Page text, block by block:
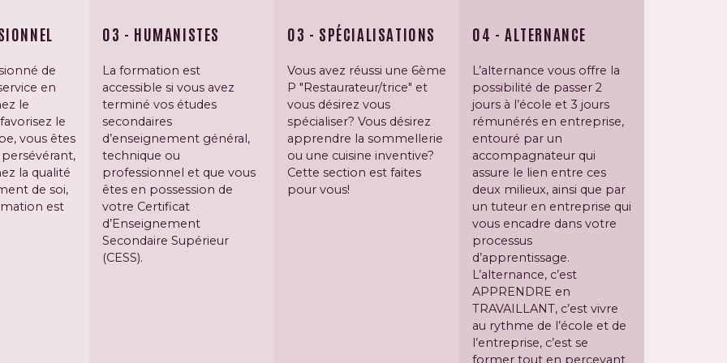
de
en
le
le
vous êtes
la qualité
de soi,
est
03 - HUMANISTES
La formation est
accessible si vous avez
terminé vos études
secondaires
d’enseignement général,
technique ou
professionnel et que vous
êtes en possession de
votre Certificat
d’Enseignement
Secondaire Supérieur
(CESS).
03 - SPÉCIALISATIONS
Vous avez réussi une 6ème
P "Restaurateur/trice" et
vous désirez vous
spécialiser? Vous désirez
apprendre la sommellerie
ou une cuisine inventive?
Cette section est faites
pour vous!
04 - ALTERNANCE
L’alternance vous offre la
possibilité de passer 2
jours à l’école et 3 jours
rémunérés en entreprise,
entouré par un
accompagnateur qui
assure le lien entre ces
deux milieux, ainsi que par
un tuteur en entreprise qui
vous encadre dans votre
processus
d’apprentissage.
L’alternance, c’est
APPRENDRE en
TRAVAILLANT, c’est vivre
au rythme de l’école et de
l’entreprise, c’est se
former tout en percevant